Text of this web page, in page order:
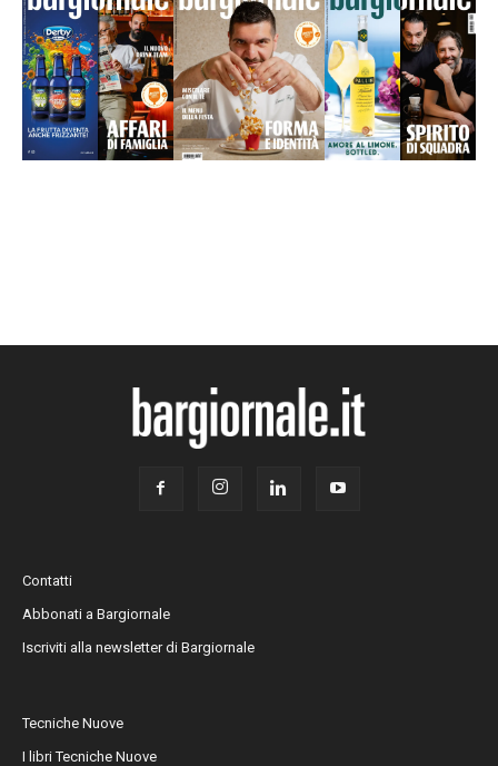
Contatti
Abbonati a Bargiornale
Iscriviti alla newsletter di Bargiornale
Tecniche Nuove
I libri Tecniche Nuove